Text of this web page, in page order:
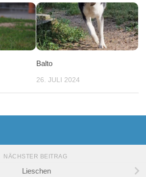
Balto
26. JULI 2024
NÄCHSTER BEITRAG
Lieschen